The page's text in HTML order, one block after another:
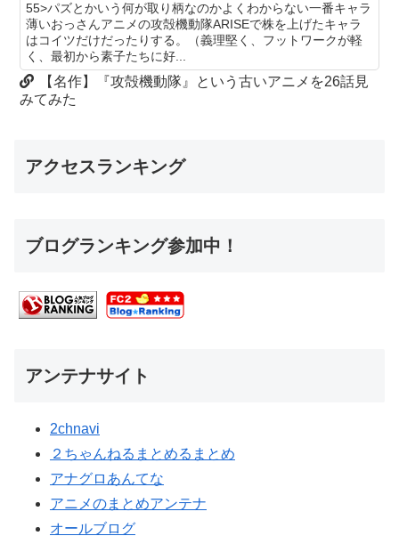
55>パズとかいう何が取り柄なのかよくわからない一番キャラ
薄いおっさんアニメの攻殻機動隊ARISEで株を上げたキャラ
はコイツだけだったりする。（義理堅く、フットワークが軽
く、最初から素子たちに好...
【名作】『攻殻機動隊』という古いアニメを26話見
みてみた
アクセスランキング
ブログランキング参加中！
アンテナサイト
2chnavi
２ちゃんねるまとめるまとめ
アナグロあんてな
アニメのまとめアンテナ
オールブログ